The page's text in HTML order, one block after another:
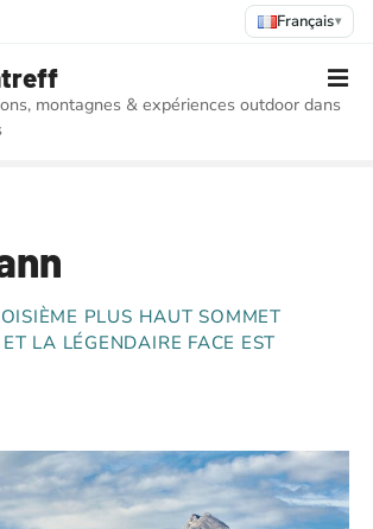
Français▾
montagnes & expériences outdoor dans
PLUS HAUT SOMMET
LA LÉGENDAIRE FACE EST